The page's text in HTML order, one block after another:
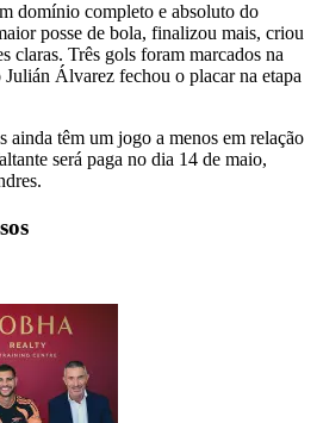
domínio completo e absoluto do
posse de bola, finalizou mais, criou
claras. Três gols foram marcados na
Álvarez fechou o placar na etapa
ainda têm um jogo a menos em relação
será paga no dia 14 de maio,